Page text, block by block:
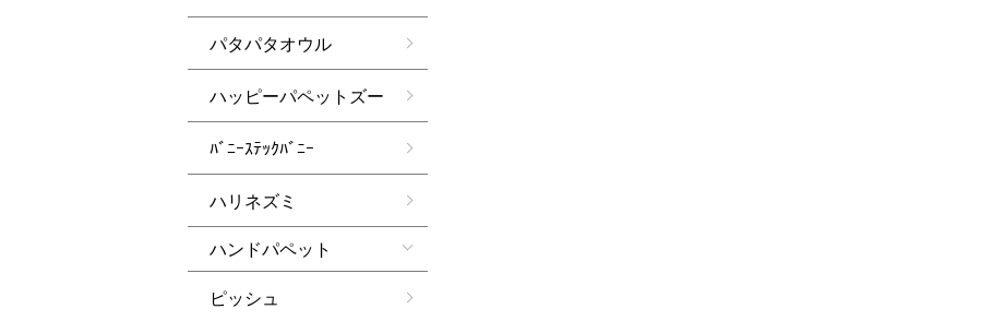
パタパタオウル
ハッピーパペットズー
ﾊﾞﾆｰｽﾃｯｸﾊﾞﾆｰ
ハリネズミ
ハンドパペット
ピッシュ